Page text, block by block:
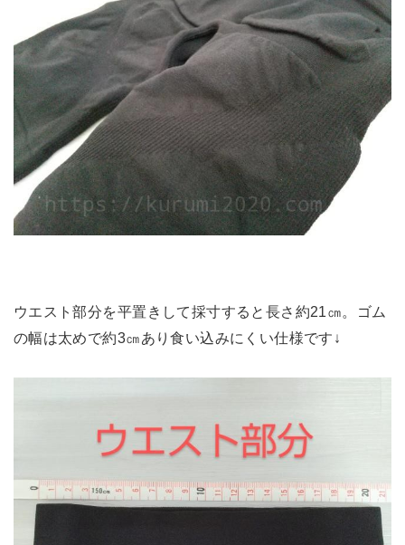
ウエスト部分を平置きして採寸すると長さ約21㎝。ゴム
の幅は太めで約3㎝あり食い込みにくい仕様です↓